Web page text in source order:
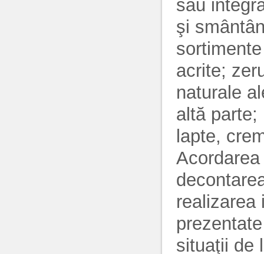
sau
şi
acrite;
naturale
altă parte;
lapte,
realizarea
situaţii de